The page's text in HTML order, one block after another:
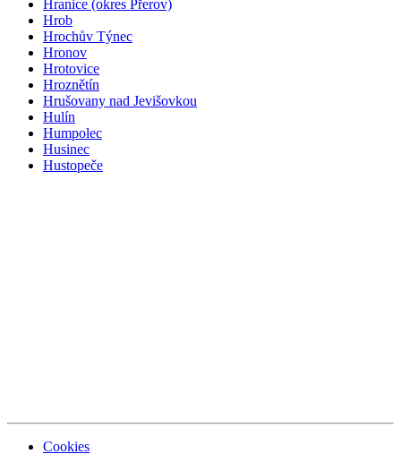
Hranice (okres Přerov)
Hrob
Hrochův Týnec
Hronov
Hrotovice
Hroznětín
Hrušovany nad Jevišovkou
Hulín
Humpolec
Husinec
Hustopeče
Cookies